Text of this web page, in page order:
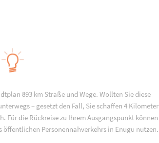
893 km Straße und Wege. Wollten Sie diese
– gesetzt den Fall, Sie schaffen 4 Kilometer
Für die Rückreise zu Ihrem Ausgangspunkt können
Personennahverkehrs in Enugu nutzen.